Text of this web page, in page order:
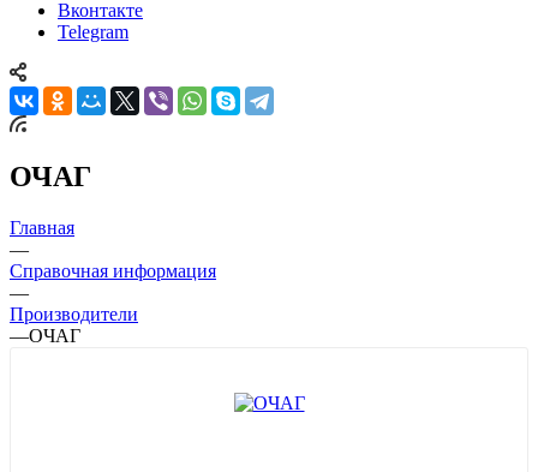
Вконтакте
Telegram
ОЧАГ
Главная
—
Справочная информация
—
Производители
—ОЧАГ